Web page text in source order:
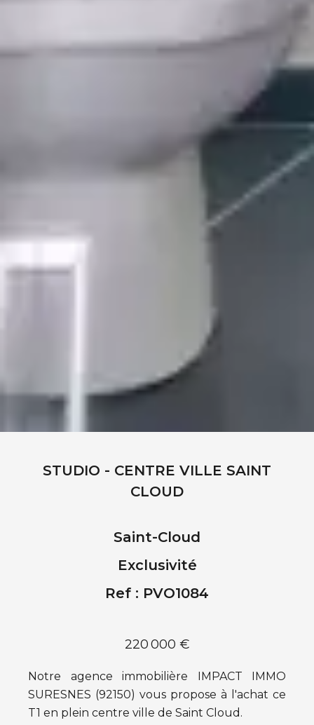
STUDIO - CENTRE VILLE SAINT
CLOUD
Saint-Cloud
Exclusivité
Ref : PVO1084
220 000 €
Notre agence immobilière IMPACT IMMO
SURESNES (92150) vous propose à l'achat ce
T1 en plein centre ville de Saint Cloud.